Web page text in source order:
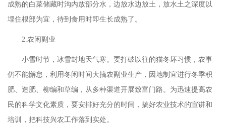
成熟的白菜储藏时沟内放部分水，边放水边放土，放水土之深度以
埋住根部为宜，待到食用时即生长成熟了。
2.农闲副业
小雪时节，冰雪封地天气寒。要打破以往的猫冬坏习惯，农事
仍不能懈怠，利用冬闲时间大搞农副业生产，因地制宜进行冬季积
肥、造肥、柳编和草编，从多种渠道开展致富门路。为迅速提高农
民的科学文化素质，要安排好充分的时间，搞好农业技术的宣讲和
培训，把科技兴农工作落到实处。